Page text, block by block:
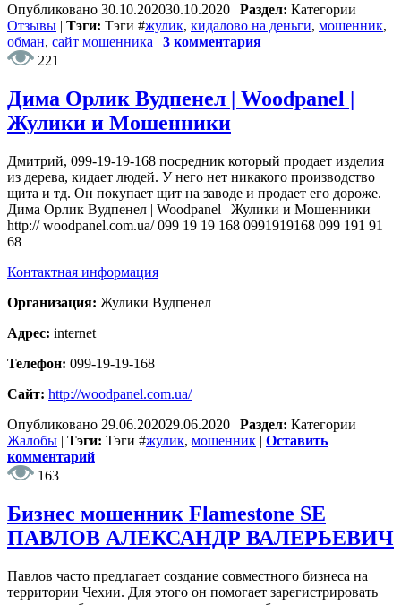
Опубликовано 30.10.202030.10.2020 | Раздел: Категории
Отзывы | Тэги: Тэги #жулик, кидалово на деньги, мошенник,
обман, сайт мошенника | 3 комментария
221
Дима Орлик Вудпенел | Woodpanel |
Жулики и Мошенники
Дмитрий, 099-19-19-168 посредник который продает изделия
из дерева, кидает людей. У него нет никакого производство
щита и тд. Он покупает щит на заводе и продает его дороже.
Дима Орлик Вудпенел | Woodpanel | Жулики и Мошенники
http:// woodpanel.com.ua/ 099 19 19 168 0991919168 099 191 91
68
Контактная информация
Организация: Жулики Вудпенел
Адрес: internet
Телефон: 099-19-19-168
Сайт: http://woodpanel.com.ua/
Опубликовано 29.06.202029.06.2020 | Раздел: Категории
Жалобы | Тэги: Тэги #жулик, мошенник | Оставить
комментарий
163
Бизнес мошенник Flamestone SE
ПАВЛОВ АЛЕКСАНДР ВАЛЕРЬЕВИЧ
Павлов часто предлагает создание совместного бизнеса на
территории Чехии. Для этого он помогает зарегистрировать